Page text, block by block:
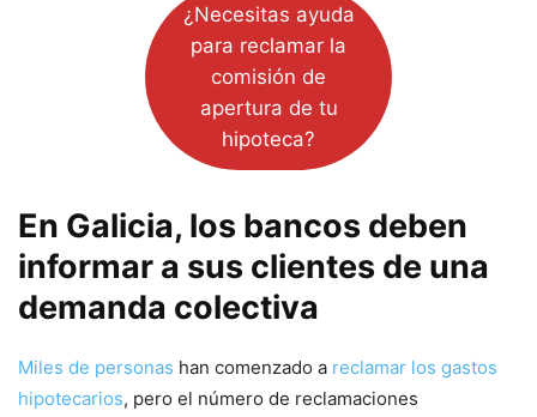
¿Necesitas ayuda
para reclamar la
comisión de
apertura de tu
hipoteca?
En Galicia, los bancos deben
informar a sus clientes de una
demanda colectiva
Miles de personas han comenzado a reclamar los gastos
hipotecarios, pero el número de reclamaciones